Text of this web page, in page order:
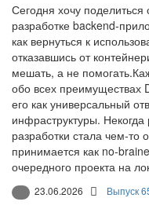
Сегодня хочу
разработке
как вернуться к
отказавшись от
мешать, а не
обо всех преимуществах
его как универсальный
инфраструктуры.
разработки стала
принимается как
очередного проекта на
23.06.2026 Выпуск